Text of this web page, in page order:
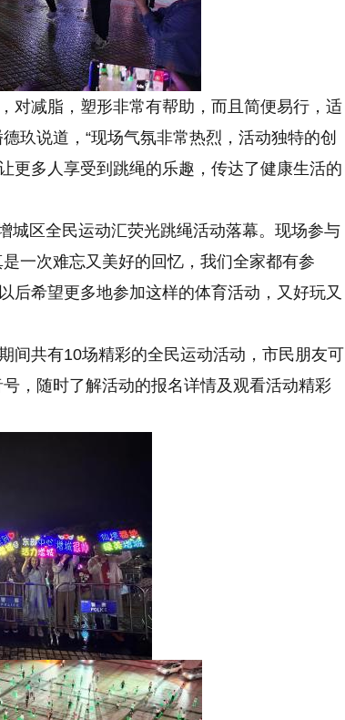
对减脂，塑形非常有帮助，而且简便易行，适
玖说道，“现场气氛非常热烈，活动独特的创
更多人享受到跳绳的乐趣，传达了健康生活的
城区全民运动汇荧光跳绳活动落幕。现场参与
一次难忘又美好的回忆，我们全家都有参
后希望更多地参加这样的体育活动，又好玩又
间共有10场精彩的全民运动活动，市民朋友可
号，随时了解活动的报名详情及观看活动精彩